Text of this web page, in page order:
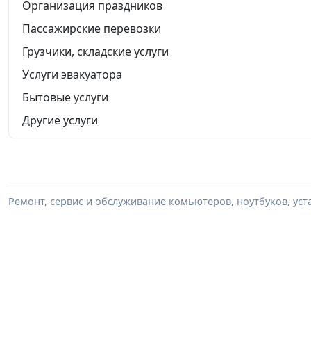
Организация праздников
Пассажирские перевозки
Грузчики, складские услуги
Услуги эвакуатора
Бытовые услуги
Другие услуги
Ремонт, сервис и обслуживание комьютеров, ноутбуков,